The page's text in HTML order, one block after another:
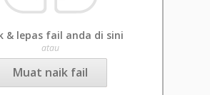
& lepas fail anda di sini
atau
Muat naik fail